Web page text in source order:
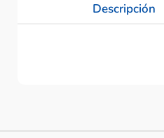
Descripción